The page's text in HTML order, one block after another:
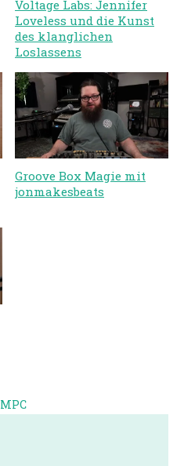
Voltage Labs: Jennifer
Loveless und die Kunst
des klanglichen
Loslassens
Groove Box Magie mit
jonmakesbeats
MPC